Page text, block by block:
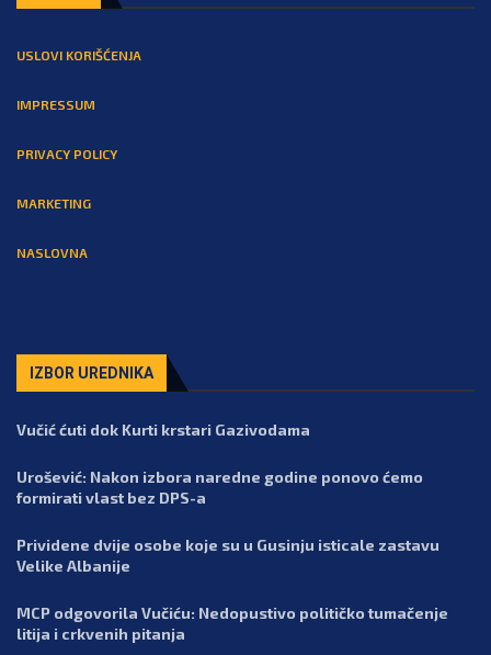
USLOVI KORIŠĆENJA
IMPRESSUM
PRIVACY POLICY
MARKETING
NASLOVNA
IZBOR UREDNIKA
Vučić ćuti dok Kurti krstari Gazivodama
Urošević: Nakon izbora naredne godine ponovo ćemo
formirati vlast bez DPS-a
Prividene dvije osobe koje su u Gusinju isticale zastavu
Velike Albanije
MCP odgovorila Vučiću: Nedopustivo političko tumačenje
litija i crkvenih pitanja